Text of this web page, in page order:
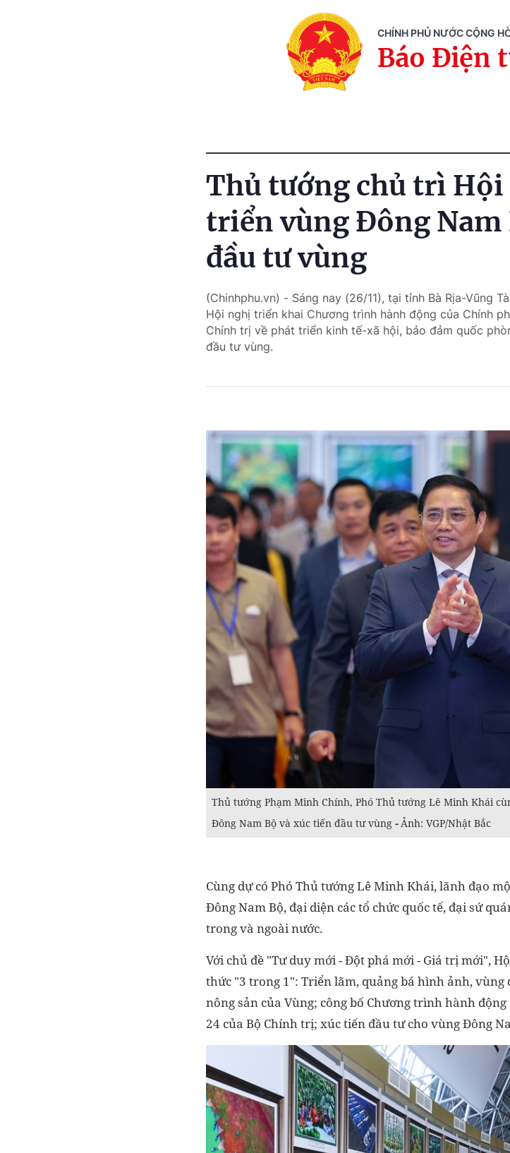
CHÍNH PHỦ NƯỚC CỘNG
Báo Điện
Thủ tướng chủ trì Hội
triển vùng Đông Nam
đầu tư vùng
(Chinhphu.vn) - Sáng nay (26/11), tại tỉnh Bà Rịa-Vũng
Hội nghị triển khai Chương trình hành động của Chính
Chính trị về phát triển kinh tế-xã hội, bảo đảm quốc
đầu tư vùng.
Thủ tướng Phạm Minh Chính, Phó Thủ tướng Lê Minh Khái
Đông Nam Bộ và xúc tiến đầu tư vùng - Ảnh: VGP/Nhật Bắc
Cùng dự có Phó Thủ tướng Lê Minh Khái, lãnh đạo
Đông Nam Bộ, đại diện các tổ chức quốc tế, đại sứ
trong và ngoài nước.
Với chủ đề "Tư duy mới - Đột phá mới - Giá trị mới",
thức "3 trong 1": Triển lãm, quảng bá hình ảnh, vùng
nông sản của Vùng; công bố Chương trình hành
24 của Bộ Chính trị; xúc tiến đầu tư cho vùng Đông